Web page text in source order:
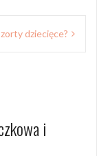
dziecięce?
i